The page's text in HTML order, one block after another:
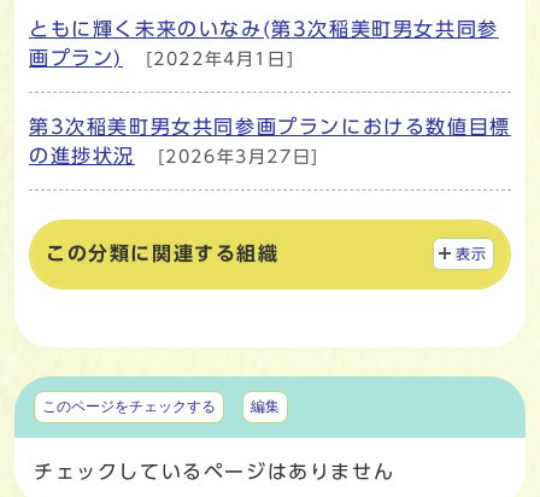
メインメニュー
ともに輝く未来のいなみ(第3次稲美町男女共同参
画プラン)
[2022年4月1日]
第3次稲美町男女共同参画プランにおける数値目標
の進捗状況
[2026年3月27日]
この分類に関連する組織 表示
マイページ
このページをチェックする 編集
チェックしているページはありません